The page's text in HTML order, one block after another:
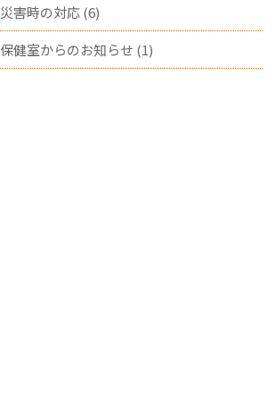
災害時の対応 (6)
保健室からのお知らせ (1)